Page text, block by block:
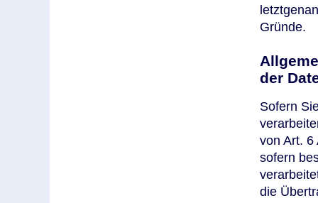
Gründe.
der
Sofern
von Art. 6
sofern
die